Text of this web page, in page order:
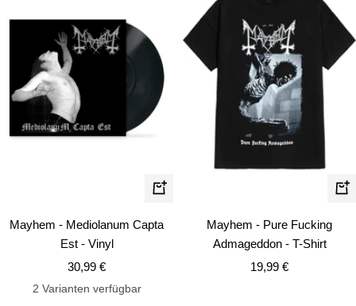
In
Mayhem - Mediolanum Capta
Est - Vinyl
Angebotspreis
30,99 €
2 Varianten verfügbar
Mayhem - Pure Fucking
Admageddon - T-Shirt
Angebotspreis
19,99 €